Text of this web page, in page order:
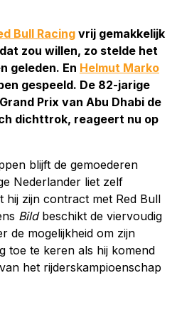
Bull Racingvrij gemakkelijk
zou willen, zo stelde het
geleden. En Helmut Marko
gespeeld. De 82-jarige
Prix van Abu Dhabi de
dichttrok, reageert nu op
blijft de gemoederen
Nederlander liet zelf
hij zijn contract met Red Bull
Bild beschikt de viervoudig
de mogelijkheid om zijn
toe te keren als hij komend
het rijderskampioenschap